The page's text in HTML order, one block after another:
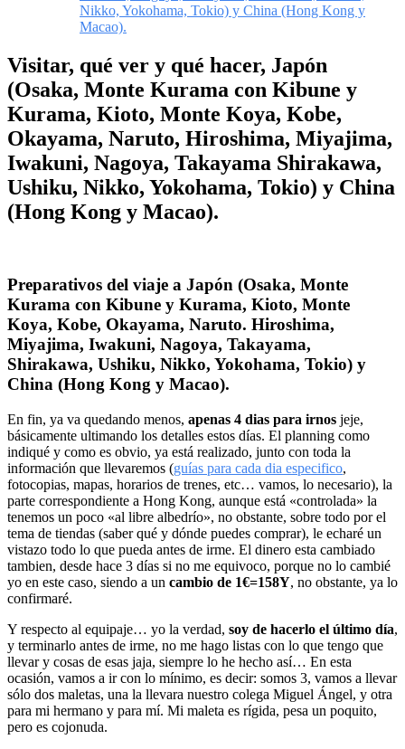
Nikko, Yokohama, Tokio) y China (Hong Kong y
Macao).
Visitar, qué ver y qué hacer, Japón
(Osaka, Monte Kurama con Kibune y
Kurama, Kioto, Monte Koya, Kobe,
Okayama, Naruto, Hiroshima, Miyajima,
Iwakuni, Nagoya, Takayama Shirakawa,
Ushiku, Nikko, Yokohama, Tokio) y China
(Hong Kong y Macao).
Preparativos del viaje a Japón (Osaka, Monte
Kurama con Kibune y Kurama, Kioto, Monte
Koya, Kobe, Okayama, Naruto. Hiroshima,
Miyajima, Iwakuni, Nagoya, Takayama,
Shirakawa, Ushiku, Nikko, Yokohama, Tokio) y
China (Hong Kong y Macao).
En fin, ya va quedando menos, apenas 4 dias para irnos jeje,
básicamente ultimando los detalles estos días. El planning como
indiqué y como es obvio, ya está realizado, junto con toda la
información que llevaremos (guías para cada dia especifico,
fotocopias, mapas, horarios de trenes, etc… vamos, lo necesario), la
parte correspondiente a Hong Kong, aunque está «controlada» la
tenemos un poco «al libre albedrío», no obstante, sobre todo por el
tema de tiendas (saber qué y dónde puedes comprar), le echaré un
vistazo todo lo que pueda antes de irme. El dinero esta cambiado
tambien, desde hace 3 días si no me equivoco, porque no lo cambié
yo en este caso, siendo a un cambio de 1€=158Y, no obstante, ya lo
confirmaré.
Y respecto al equipaje… yo la verdad, soy de hacerlo el último día,
y terminarlo antes de irme, no me hago listas con lo que tengo que
llevar y cosas de esas jaja, siempre lo he hecho así… En esta
ocasión, vamos a ir con lo mínimo, es decir: somos 3, vamos a llevar
sólo dos maletas, una la llevara nuestro colega Miguel Ángel, y otra
para mi hermano y para mí. Mi maleta es rígida, pesa un poquito,
pero es cojonuda.